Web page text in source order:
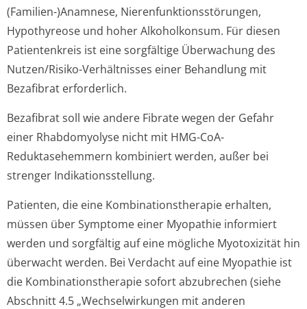
(Familien-)Anamnese, Nierenfunktion­sstörungen,
Hypothyreose und hoher Alkoholkonsum. Für diesen
Patientenkreis ist eine sorgfältige Überwachung des
Nutzen/Risiko-Verhältnisses einer Behandlung mit
Bezafibrat erforderlich.
Bezafibrat soll wie andere Fibrate wegen der Gefahr
einer Rhabdomyolyse nicht mit HMG-CoA-
Reduktasehemmern kombiniert werden, außer bei
strenger Indikationsste­llung.
Patienten, die eine Kombinationsthe­rapie erhalten,
müssen über Symptome einer Myopathie informiert
werden und sorgfältig auf eine mögliche Myotoxizität hin
überwacht werden. Bei Verdacht auf eine Myopathie ist
die Kombinationsthe­rapie sofort abzubrechen (siehe
Abschnitt 4.5 „Wechselwirkungen mit anderen